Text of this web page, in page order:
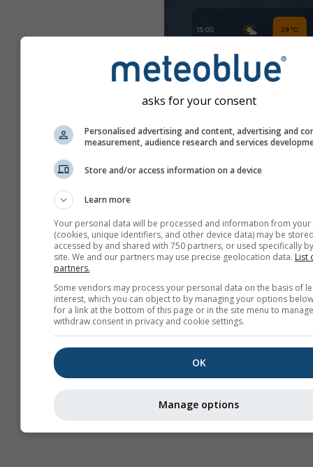
Créez une nouvelle
Plus d'information
asks for your consent
Personalised advertising and content, advertising and
measurement, audience research and services
Store and/or access information on a device
Learn more
Your personal data will be processed and information from your
(cookies, unique identifiers, and other device data) may be
accessed by and shared with 750 partners, or used specifically
site. We and our partners may use precise geolocation data. List
partners.
Some vendors may process your personal data on the basis of
interest, which you can object to by managing your options
for a link at the bottom of this page or in the site menu to
withdraw consent in privacy and cookie settings.
OK
Manage options